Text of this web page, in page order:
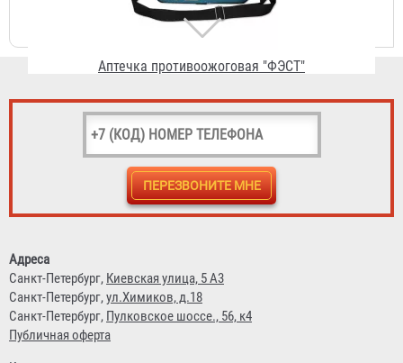
Аптечка для учебных, общеобразовательных
учреждений "ФЭСТ" (пластиковый футляр 8М)
Адреса
Санкт-Петербург, Киевская улица, 5 А3
Санкт-Петербург,ул.Химиков, д.18
Санкт-Петербург, Пулковское шоссе., 56, к4
Публичная оферта